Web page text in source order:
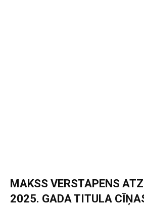
MAKSS VERSTAPENS
2025. GADA TITULA